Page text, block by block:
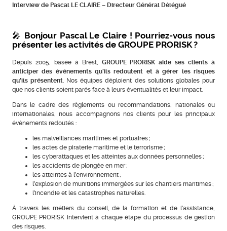
Interview de Pascal LE CLAIRE – Directeur Général Délégué
🎤 Bonjour Pascal Le Claire ! Pourriez-vous nous
présenter les activités de GROUPE PRORISK ?
Depuis 2005, basée à Brest, GROUPE PRORISK aide ses clients à
anticiper des événements qu’ils redoutent et à gérer les risques
qu’ils présentent. Nos équipes déploient des solutions globales pour
que nos clients soient parés face à leurs éventualités et leur impact.
Dans le cadre des règlements ou recommandations, nationales ou
internationales, nous accompagnons nos clients pour les principaux
événements redoutés :
les malveillances maritimes et portuaires ;
les actes de piraterie maritime et le terrorisme ;
les cyberattaques et les atteintes aux données personnelles ;
les accidents de plongée en mer ;
les atteintes à l’environnement ;
l’explosion de munitions immergées sur les chantiers maritimes ;
l’incendie et les catastrophes naturelles.
À travers les métiers du conseil, de la formation et de l’assistance,
GROUPE PRORISK intervient à chaque étape du processus de gestion
des risques.